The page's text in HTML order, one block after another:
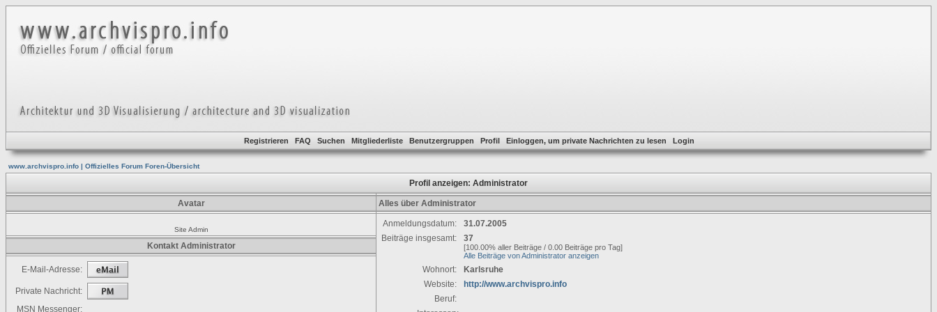
Registrieren FAQ Suchen Mitgliederliste Benutzergruppen Profil Einloggen, um private Nachrichten zu lesen Login
www.archvispro.info | Offizielles Forum Foren-Übersicht
Profil anzeigen: Administrator
Avatar Alles über Administrator
Site Admin
Anmeldungsdatum:
31.07.2005
Beiträge insgesamt:
37
[100.00% aller Beiträge / 0.00 Beiträge pro Tag]
Alle Beiträge von Administrator anzeigen
Wohnort:
Karlsruhe
Website:
http://www.archvispro.info
Beruf:
Kontakt Administrator
E-Mail-Adresse:
Private Nachricht:
MSN Messenger: